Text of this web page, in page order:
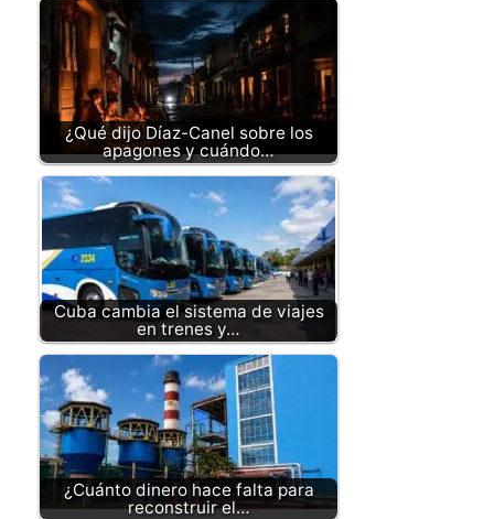
¿Qué dijo Díaz-Canel sobre los
apagones y cuándo…
Cuba cambia el sistema de viajes
en trenes y…
¿Cuánto dinero hace falta para
reconstruir el…